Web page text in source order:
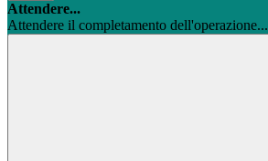
Attendere...
Attendere il completamento dell'operazione...